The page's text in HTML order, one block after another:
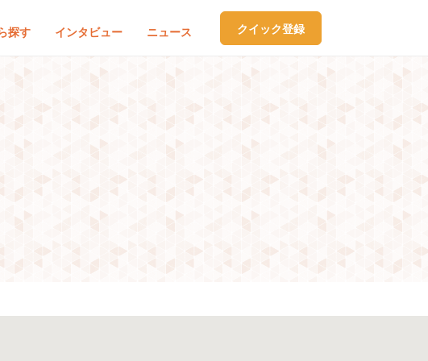
探す インタビュー ニュース クイック登録